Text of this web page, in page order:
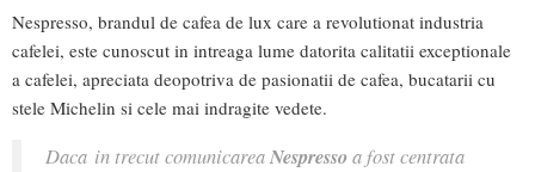
Nespresso, brandul de cafea de lux care a revolutionat industria
cafelei, este cunoscut in intreaga lume datorita calitatii exceptionale
a cafelei, apreciata deopotriva de pasionatii de cafea, bucatarii cu
stele Michelin si cele mai indragite vedete.
Daca in trecut comunicareaNespressoa fost centrata